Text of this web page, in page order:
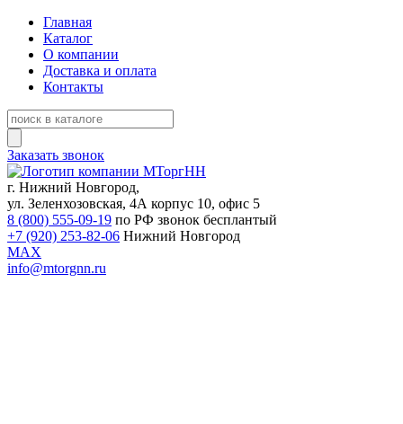
Главная
Каталог
О компании
Доставка и оплата
Контакты
Заказать звонок
г. Нижний Новгород,
ул. Зеленхозовская, 4А корпус 10, офис 5
8 (800) 555-09-19 по РФ звонок бесплантый
+7 (920) 253-82-06 Нижний Новгород
MAX
info@mtorgnn.ru